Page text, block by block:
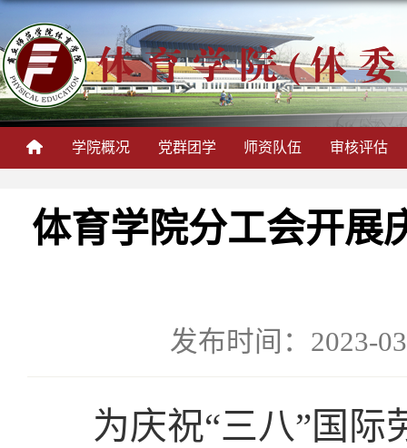
学院概况 党群团学 师资队伍 审核评估
体育学院分工会开展
发布时间：2023-
为庆祝“三八”国